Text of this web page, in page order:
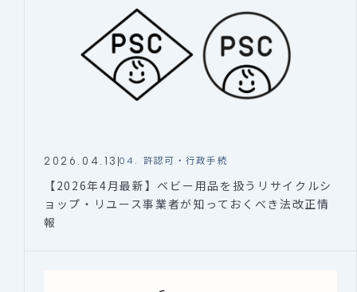
2026.04.13 04. 許認可・行政手続
【2026年4月最新】ベビー用品を扱うリサイクルシ
ョップ・リユース事業者が知っておくべき法改正情
報